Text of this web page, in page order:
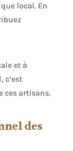
local. En
et à
c’est
ces artisans.
des